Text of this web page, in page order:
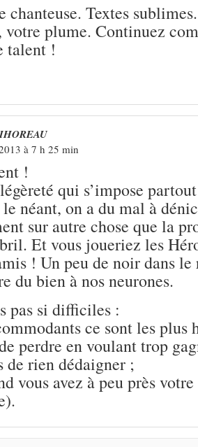
chanteuse. Textes
votre plume. Continuez
talent !
à 7 h 25 min
!
qui s’impose
néant, on a du mal à
sur autre chose que la
Et vous joueriez les
! Un peu de noir dans le
du bien à nos neurones.
pas si difficiles :
ce sont les plus
perdre en voulant trop
de rien dédaigner ;
vous avez à peu près